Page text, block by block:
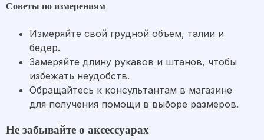
Советы по измерениям
Измеряйте свой грудной объем, талии и
бедер.
Замеряйте длину рукавов и штанов, чтобы
избежать неудобств.
Обращайтесь к консультантам в магазине
для получения помощи в выборе размеров.
Не забывайте о аксессуарах